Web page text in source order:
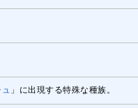
」に出現する特殊な種族。